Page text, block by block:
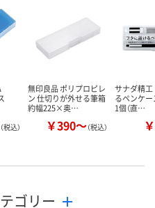
（税込）
無印良品 ポリプロピレ
ン 仕切りが外せる筆箱
約幅225×奥…
￥390～（税込）
サナダ精
るペンケ
1個（直…
ゴリー